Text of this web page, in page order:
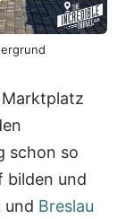
Marktplatz
schon so
bilden und
und Breslau